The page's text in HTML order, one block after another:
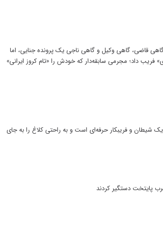
قاضی، گاهی وکیل و گاهی ناجی یک پرونده جنایی، اما
را با بازی خطرناک «خواستگاری» فریب داد؛ مجرمی سابقه‌دار که خودش را «تام کروز ایرانی»
و فریبکار حرفه‌ای است و به راحتی کلاغ را به جای
پایتخت دستگیر کردند